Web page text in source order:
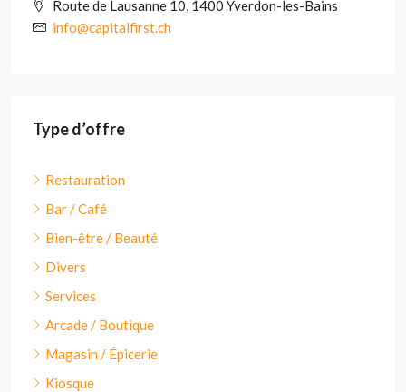
Route de Lausanne 10, 1400 Yverdon-les-Bains
info@capitalfirst.ch
Type d’offre
Restauration
Bar / Café
Bien-être / Beauté
Divers
Services
Arcade / Boutique
Magasin / Épicerie
Kiosque